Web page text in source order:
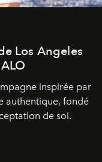
Los Angeles
inspirée par
authentique, fondé
de soi.